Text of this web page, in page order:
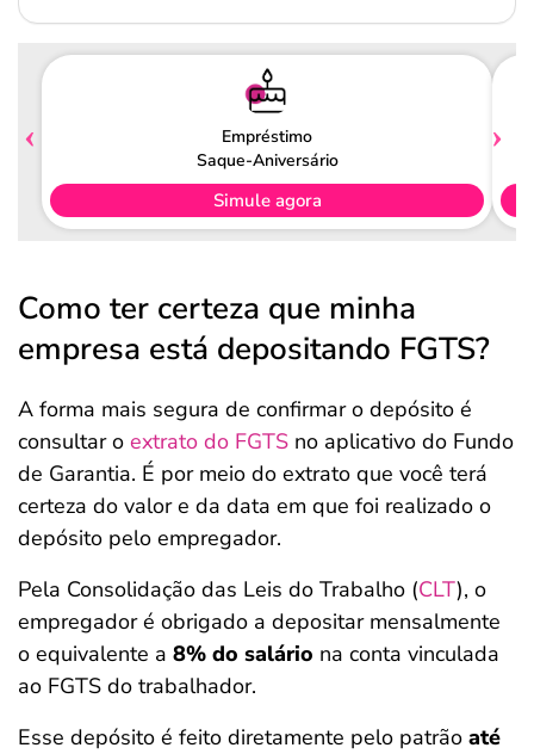
Empréstimo
Saque-Aniversário
Simule agora
Como ter certeza que minha
empresa está depositando FGTS?
A forma mais segura de confirmar o depósito é
consultar o extrato do FGTS no aplicativo do Fundo
de Garantia. É por meio do extrato que você terá
certeza do valor e da data em que foi realizado o
depósito pelo empregador.
Pela Consolidação das Leis do Trabalho (CLT), o
empregador é obrigado a depositar mensalmente
o equivalente a 8% do salário na conta vinculada
ao FGTS do trabalhador.
Esse depósito é feito diretamente pelo patrão até